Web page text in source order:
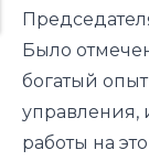
Было
богатый
управления,
работы на